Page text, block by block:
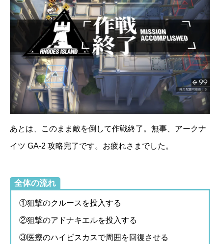
あとは、このまま敵を倒して作戦終了。無事、アークナ
イツ GA-2 攻略完了です。お疲れさまでした。
全体の流れ
①狙撃のクルースを投入する
②狙撃のアドナキエルを投入する
③医療のハイビスカスで周囲を回復させる